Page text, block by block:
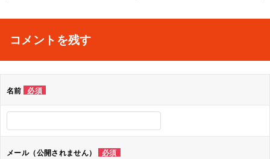
ビ
シ
ョ
コメントを残す
名前 必須
メール（公開されません） 必須